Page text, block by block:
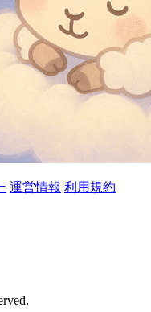
運営情報 利用規約